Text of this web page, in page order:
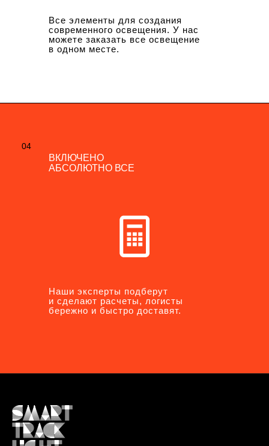
Все элементы для создания
современного освещения. У нас
можете заказать все освещение
в одном месте.
04
ВКЛЮЧЕНО
АБСОЛЮТНО ВСЕ
Наши эксперты подберут
и сделают расчеты, логисты
бережно и быстро доставят.
04
ВКЛЮЧЕНО
АБСОЛЮТНО ВСЕ
Наши эксперты подберут
и сделают расчеты, логисты
бережно и быстро доставят.